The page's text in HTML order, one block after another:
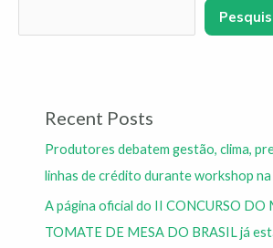
Recent Posts
Produtores debatem gestão, clima,
linhas de crédito durante workshop
A página oficial do II CONCURSO DO
TOMATE DE MESA DO BRASIL já